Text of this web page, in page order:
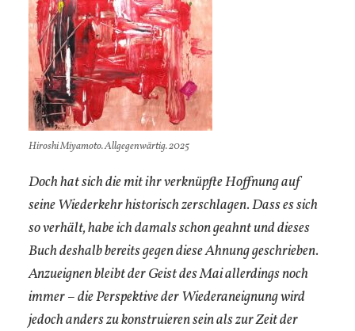
Hiroshi Miyamoto. Allgegenwärtig. 2025
Doch hat sich die mit ihr verknüpfte Hoffnung auf
seine Wiederkehr historisch zerschlagen. Dass es sich
so verhält, habe ich damals schon geahnt und dieses
Buch deshalb bereits gegen diese Ahnung geschrieben.
Anzueignen bleibt der Geist des Mai allerdings noch
immer – die Perspektive der Wiederaneignung wird
jedoch anders zu konstruieren sein als zur Zeit der